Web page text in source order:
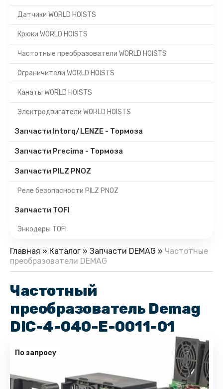
Датчики WORLD HOISTS
Крюки WORLD HOISTS
Частотные преобразователи WORLD HOISTS
Ограничители WORLD HOISTS
Канаты WORLD HOISTS
Электродвигатели WORLD HOISTS
Запчасти Intorq/LENZE - Тормоза
Запчасти Precima - Тормоза
Запчасти PILZ PNOZ
Реле безопасности PILZ PNOZ
Запчасти TOFI
Энкодеры TOFI
Главная » Каталог » Запчасти DEMAG » Частотные
преобразователи DEMAG
Частотный
преобразователь Demag
DIC-4-040-E-0011-01
По запросу